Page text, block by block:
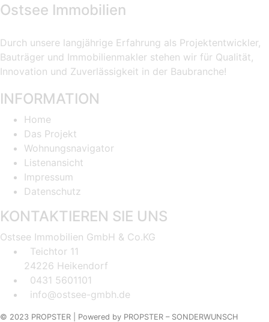
Ostsee Immobilien
Durch unsere langjährige Erfahrung als Projektentwickler,
Bauträger und Immobilienmakler stehen wir für Qualität,
Innovation und Zuverlässigkeit in der Baubranche!
INFORMATION
Home
Das Projekt
Wohnungsnavigator
Listenansicht
Impressum
Datenschutz
KONTAKTIEREN SIE UNS
Ostsee Immobilien GmbH & Co.KG
Teichtor 11
24226 Heikendorf
0431 5601101
info@ostsee-gmbh.de
© 2023 PROPSTER | Powered by PROPSTER – SONDERWUNSCH